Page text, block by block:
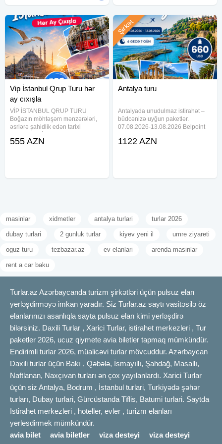
Vip İstanbul Qrup Turu hər
ay cıxışla
VİP İSTANBUL QRUP TURU
Boğazın möhtəşəm mənzərələri,
əsrlərə şahidlik edən tarixi
atmosferi sizi gözləyir! TARİXLƏR
555 AZN
Antalya turu
Antalyada unudulmaz istirahət –
büdcənizə uyğun paketlər.
07.08.2026-13.08.2026 Belpoint
Nar Hotel 4★ — 695 USD Garden
Şirkət
1122 AZN
masinlar xidmetler antalya turlari turlar 2026
dubay turlari 2 gunluk turlar kiyev yeni il umre ziyareti
oguz turu tezbazar.az ev elanlari arenda masinlar
rent a car baku
Turlar.az Azərbaycanda turizm şirkətləri üçün pulsuz elan
yerləşdirməyə imkan yaradır. Siz Turlar.az saytı vasitəsilə öz
elanlarınızı asanlıqla sayta pulsuz elan kimi yerləşdirə
bilərsiniz. Daxili Turlar , Xarici Turlar, istirahet merkezleri , Tur
paketler 2026, ucuz qiymete avia biletler tapmaq mümkündür.
Endirimli turlar 2026, müalicəvi turlar mövcuddur. Azərbaycan
Daxili turlar üçün Bakı , Qəbələ, İsmayıllı, Şahdağ, Masallı,
Naftlanan, Naxçıvan turları ən çox yayılanlardı. Xarici Turlar
üçün siz Antalya, Bodrum , İstanbul turlari, Turkiyədə şəhər
turları, Dubay turlari, Gürcüstanda Tiflis, Batumi turlari. Saytda
Istirahet merkezleri , hoteller, evler , turizm elanları
yerlesdirmek mümkündür.
avia bilet
avia biletler viza desteyi
viza desteyi